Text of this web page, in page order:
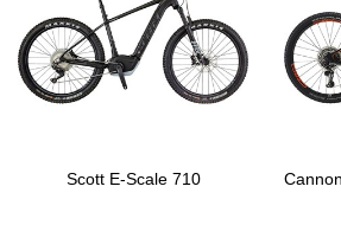
Scott E-Scale 710